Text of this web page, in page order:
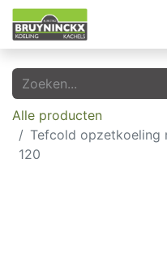
Alle producten
Tefcold opzetkoeling
120